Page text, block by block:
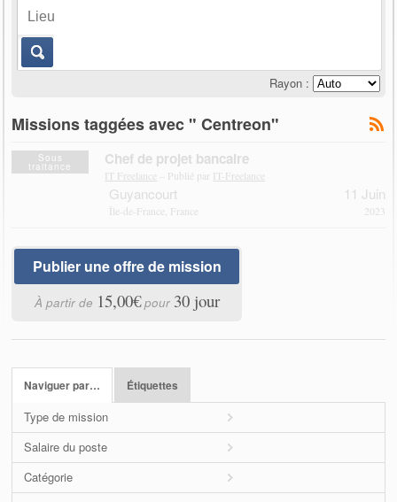
Rayon :
Missions taggées avec " Centreon"
Sous
traitance Chef de projet bancaire
IT Freelance – Publié par IT-Freelance
Guyancourt
Île-de-France, France
11 Juin
2023
Publier une offre de mission
À partir de 15,00€pour 30 jour
Naviguer par… Étiquettes
Type de mission
Salaire du poste
Catégorie